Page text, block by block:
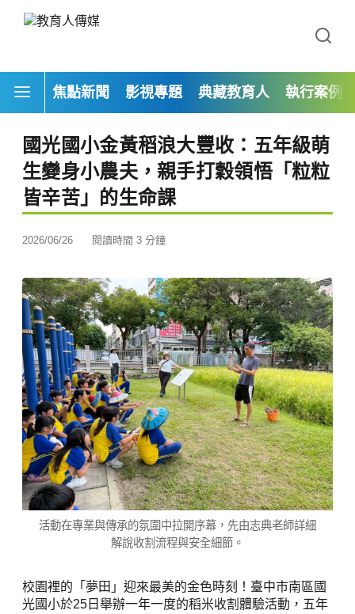
焦點新聞 影視專題 典藏教育人 執行案例
國光國小金黃稻浪大豐收：五年級萌
生變身小農夫，親手打穀領悟「粒粒
皆辛苦」的生命課
2026/06/26 閱讀時間 3 分鐘
活動在專業與傳承的氛圍中拉開序幕，先由志典老師詳細
解說收割流程與安全細節。
校園裡的「夢田」迎來最美的金色時刻！臺中市南區國
光國小於25日舉辦一年一度的稻米收割體驗活動，五年